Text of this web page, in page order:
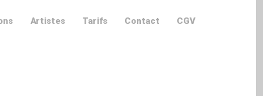
Artistes Tarifs Contact CGV